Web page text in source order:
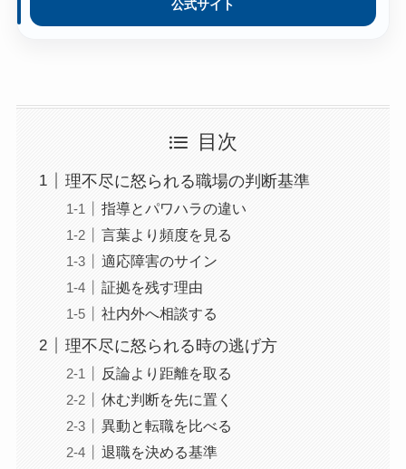
公式サイト
目次
理不尽に怒られる職場の判断基準
指導とパワハラの違い
言葉より頻度を見る
適応障害のサイン
証拠を残す理由
社内外へ相談する
理不尽に怒られる時の逃げ方
反論より距離を取る
休む判断を先に置く
異動と転職を比べる
退職を決める基準